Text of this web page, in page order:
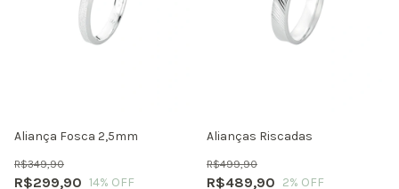
Aliança Fosca 2,5mm
R$299,90
R$349,90
14% OFF
Alianças Riscadas
R$489,90
R$499,90
2% OFF